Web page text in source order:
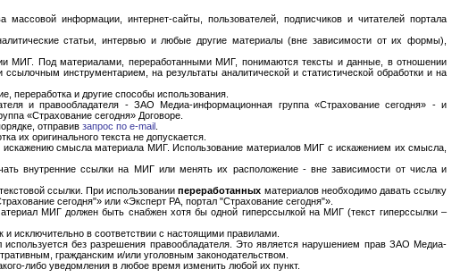
информации, интернет-сайты, пользователей, подписчиков и читателей портала
статьи, интервью и любые другие материалы (вне зависимости от их формы),
МИГ. Под материалами, переработанными МИГ, понимаются тексты и данные, в отношении
инструментарием, на результаты аналитической и статистической обработки и на
переработка и другие способы использования.
и правообладателя - ЗАО Медиа-информационная группа «Страхование сегодня» - и
«Страхование сегодня» Договоре.
отправив запрос по e-mail
их оригинального текста не допускается.
смысла материала МИГ. Использование материалов МИГ с искажением их смысла,
внутренние ссылки на МИГ или менять их расположение - вне зависимости от числа и
ссылки. При использованиипереработанных материалов необходимо давать ссылку
сегодня"» или «Эксперт РА, портал "Страхование сегодня"».
МИГ должен быть снабжен хотя бы одной гиперссылкой на МИГ (текст гиперссылки –
исключительно в соответствии с настоящими правилами.
без разрешения правообладателя. Это является нарушением прав ЗАО Медиа-
гражданским и/или уголовным законодательством.
либо уведомления в любое время изменить любой их пункт.